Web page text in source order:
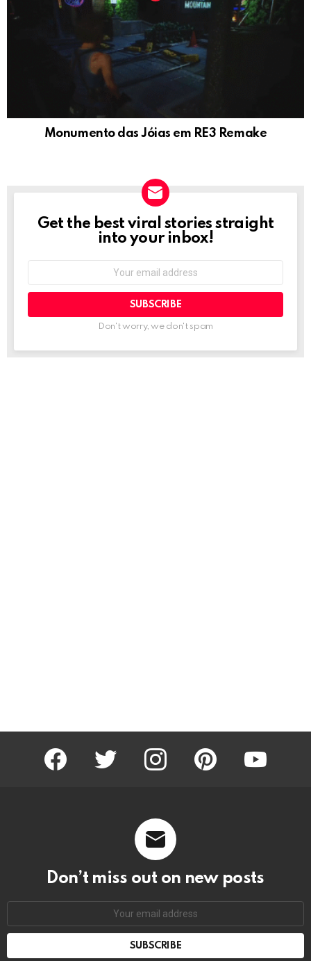
Monumento das Jóias em RE3 Remake
NEWSLETTER
Get the best viral stories straight
into your inbox!
Don't worry, we don't spam
facebook twitter instagram pinterest youtube
Don’t miss out on new posts